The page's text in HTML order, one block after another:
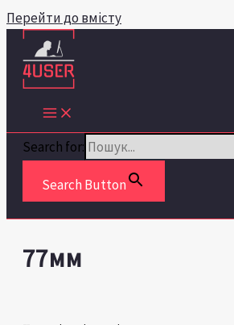
Перейти до вмісту
Search for:
Search Button
77мм